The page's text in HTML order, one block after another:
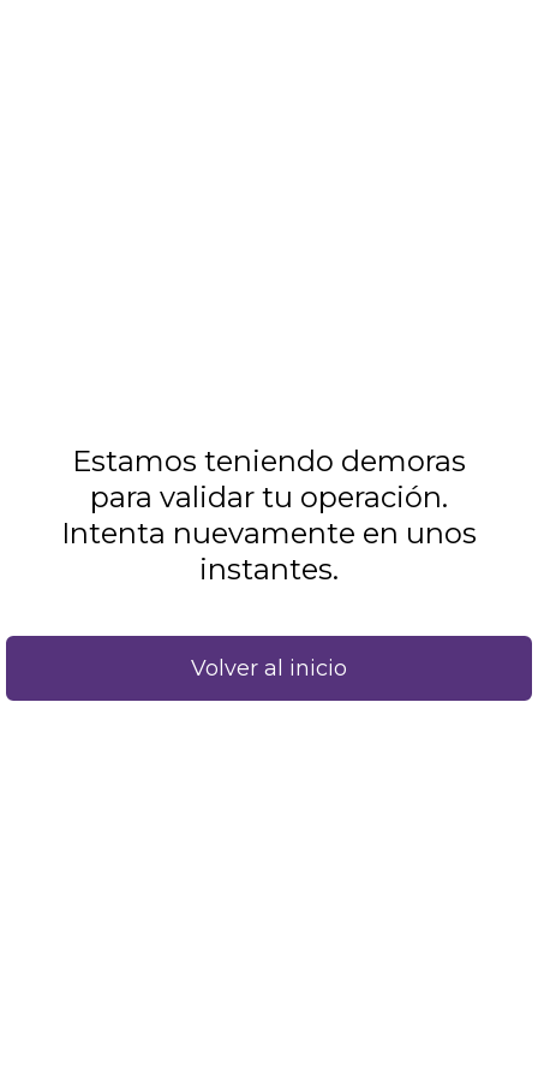
Estamos teniendo demoras
para validar tu operación.
Intenta nuevamente en unos
instantes.
Volver al inicio